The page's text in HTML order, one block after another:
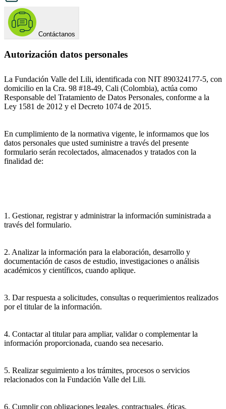
Contáctanos
Autorización datos personales
La Fundación Valle del Lili, identificada con NIT 890324177-5, con
domicilio en la Cra. 98 #18-49, Cali (Colombia), actúa como
Responsable del Tratamiento de Datos Personales, conforme a la
Ley 1581 de 2012 y el Decreto 1074 de 2015.
En cumplimiento de la normativa vigente, le informamos que los
datos personales que usted suministre a través del presente
formulario serán recolectados, almacenados y tratados con la
finalidad de:
1. Gestionar, registrar y administrar la información suministrada a
través del formulario.
2. Analizar la información para la elaboración, desarrollo y
documentación de casos de estudio, investigaciones o análisis
académicos y científicos, cuando aplique.
3. Dar respuesta a solicitudes, consultas o requerimientos realizados
por el titular de la información.
4. Contactar al titular para ampliar, validar o complementar la
información proporcionada, cuando sea necesario.
5. Realizar seguimiento a los trámites, procesos o servicios
relacionados con la Fundación Valle del Lili.
6. Cumplir con obligaciones legales, contractuales, éticas,